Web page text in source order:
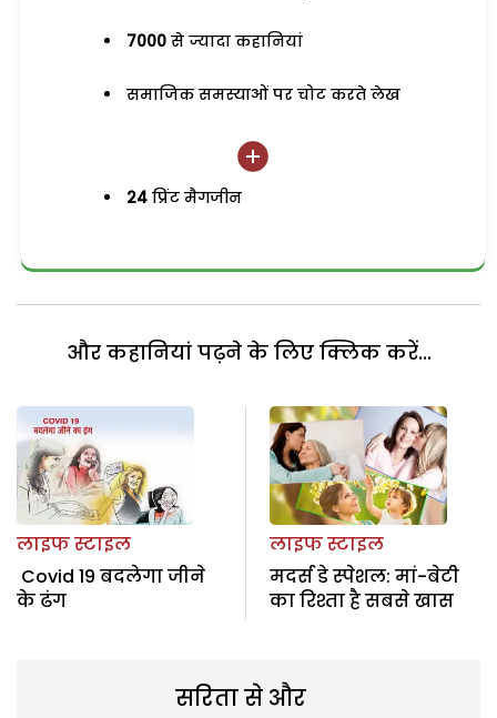
7000 से ज्यादा कहानियां
समाजिक समस्याओं पर चोट करते लेख
24 प्रिंट मैगजीन
और कहानियां पढ़ने के लिए क्लिक करें...
लाइफ स्टाइल
Covid 19 बदलेगा जीने
के ढंग
लाइफ स्टाइल
मदर्स डे स्पेशल: मां-बेटी
का रिश्ता है सबसे खास
सरिता से और